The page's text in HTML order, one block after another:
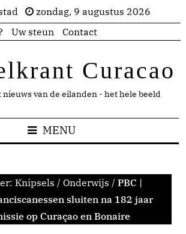
zondag, 9 augustus 2026
Uw steun Contact
Curacao
nieuws van de eilanden - het hele beeld
MENU
Knipsels / Onderwijs / PBC |
sluiten na 182 jaar
op Curaçao en Bonaire